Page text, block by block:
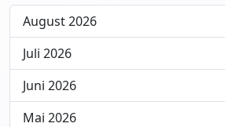
August 2026
Juli 2026
Juni 2026
Mai 2026